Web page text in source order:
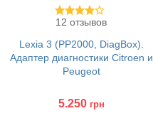
12 отзывов
Lexia 3 (PP2000, DiagBox).
Адаптер диагностики Citroen и
Peugeot
5.250 грн